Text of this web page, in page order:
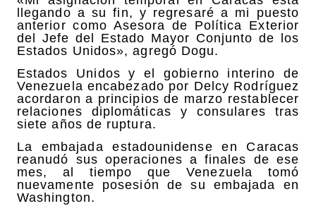
llegando a su fin, y regresaré a mi puesto
anterior como Asesora de Política Exterior
del Jefe del Estado Mayor Conjunto de los
Estados Unidos», agregó Dogu.
Estados Unidos y el gobierno interino de
Venezuela encabezado por Delcy Rodríguez
acordaron a principios de marzo restablecer
relaciones diplomáticas y consulares tras
siete años de ruptura.
La embajada estadounidense en Caracas
reanudó sus operaciones a finales de ese
mes, al tiempo que Venezuela tomó
nuevamente posesión de su embajada en
Washington.